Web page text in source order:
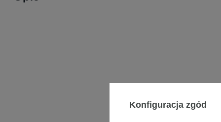
Konfiguracja zgód